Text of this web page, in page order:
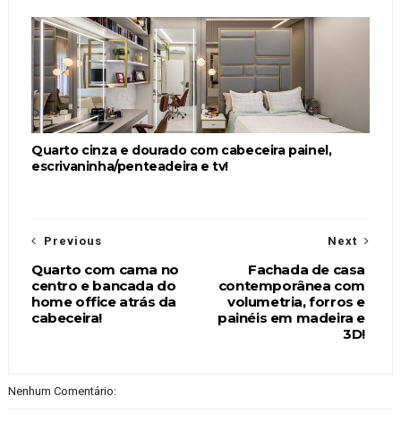
Quarto cinza e dourado com cabeceira painel,
escrivaninha/penteadeira e tv!
Next
Fachada de casa
contemporânea com
volumetria, forros e
painéis em madeira e
3D!
Previous
Quarto com cama no
centro e bancada do
home office atrás da
cabeceira!
Nenhum Comentário: